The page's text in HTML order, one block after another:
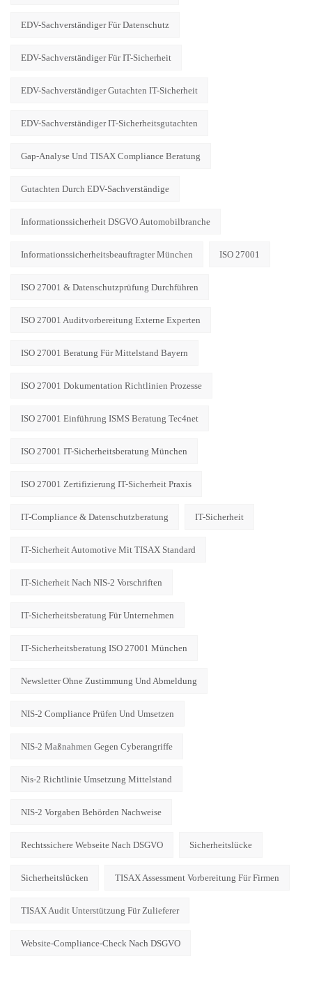
EDV-Sachverständiger Für Datenschutz
EDV-Sachverständiger Für IT-Sicherheit
EDV-Sachverständiger Gutachten IT-Sicherheit
EDV-Sachverständiger IT-Sicherheitsgutachten
Gap-Analyse Und TISAX Compliance Beratung
Gutachten Durch EDV-Sachverständige
Informationssicherheit DSGVO Automobilbranche
Informationssicherheitsbeauftragter München ISO 27001
ISO 27001 & Datenschutzprüfung Durchführen
ISO 27001 Auditvorbereitung Externe Experten
ISO 27001 Beratung Für Mittelstand Bayern
ISO 27001 Dokumentation Richtlinien Prozesse
ISO 27001 Einführung ISMS Beratung Tec4net
ISO 27001 IT-Sicherheitsberatung München
ISO 27001 Zertifizierung IT-Sicherheit Praxis
IT-Compliance & Datenschutzberatung IT-Sicherheit
IT-Sicherheit Automotive Mit TISAX Standard
IT-Sicherheit Nach NIS-2 Vorschriften
IT-Sicherheitsberatung Für Unternehmen
IT-Sicherheitsberatung ISO 27001 München
Newsletter Ohne Zustimmung Und Abmeldung
NIS-2 Compliance Prüfen Und Umsetzen
NIS-2 Maßnahmen Gegen Cyberangriffe
Nis-2 Richtlinie Umsetzung Mittelstand
NIS-2 Vorgaben Behörden Nachweise
Rechtssichere Webseite Nach DSGVO Sicherheitslücke
Sicherheitslücken TISAX Assessment Vorbereitung Für Firmen
TISAX Audit Unterstützung Für Zulieferer
Website-Compliance-Check Nach DSGVO